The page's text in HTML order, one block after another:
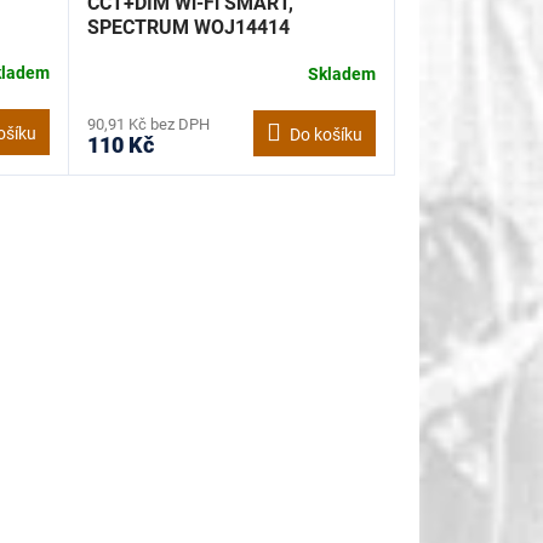
SPECTRUM WOJ14414
Skladem
90,91 Kč bez DPH
110 Kč Do košíku